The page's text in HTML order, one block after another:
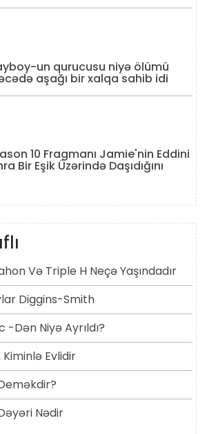
un qurucusu niyə ölümü
aşağı bir xalqa sahib idi
10 Fragmanı Jamie'nin Eddini
Bir Eşik Üzərində Daşıdığını
Və Triple H Neçə Yaşındadır
Diggins-Smith
dən Niyə Ayrıldı?
Evlidir
Nədir